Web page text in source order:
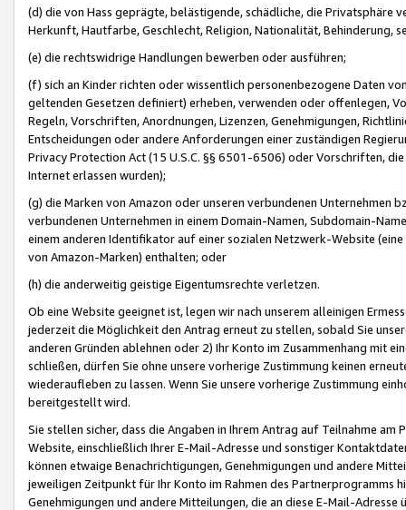
(d) die von Hass geprägte, belästigende, schädliche, die Privatsphäre
Herkunft, Hautfarbe, Geschlecht, Religion, Nationalität, Behinderung,
(e) die rechtswidrige Handlungen bewerben oder ausführen;
(f) sich an Kinder richten oder wissentlich personenbezogene Daten
geltenden Gesetzen definiert) erheben, verwenden oder offenlegen,
Regeln, Vorschriften, Anordnungen, Lizenzen, Genehmigungen,
Entscheidungen oder andere Anforderungen einer zuständigen
Privacy Protection Act (15 U.S.C. §§ 6501-6506) oder Vorschriften,
Internet erlassen wurden);
(g) die Marken von Amazon oder unseren verbundenen Unternehmen
verbundenen Unternehmen in einem Domain-Namen, Subdomain-
einem anderen Identifikator auf einer sozialen Netzwerk-Website
von Amazon-Marken) enthalten; oder
(h) die anderweitig geistige Eigentumsrechte verletzen.
Ob eine Website geeignet ist, legen wir nach unserem alleinigen
jederzeit die Möglichkeit den Antrag erneut zu stellen, sobald Sie
anderen Gründen ablehnen oder 2) Ihr Konto im Zusammenhang mit
schließen, dürfen Sie ohne unsere vorherige Zustimmung keinen
wiederaufleben zu lassen. Wenn Sie unsere vorherige Zustimmung
bereitgestellt wird.
Sie stellen sicher, dass die Angaben in Ihrem Antrag auf Teilnahme
Website, einschließlich Ihrer E-Mail-Adresse und sonstiger
können etwaige Benachrichtigungen, Genehmigungen und andere
jeweiligen Zeitpunkt für Ihr Konto im Rahmen des Partnerprogramms
Genehmigungen und andere Mitteilungen, die an diese E-Mail-